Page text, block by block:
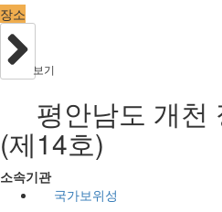
장소
보기
평안남도 개천
(제14호)
소속기관
국가보위성